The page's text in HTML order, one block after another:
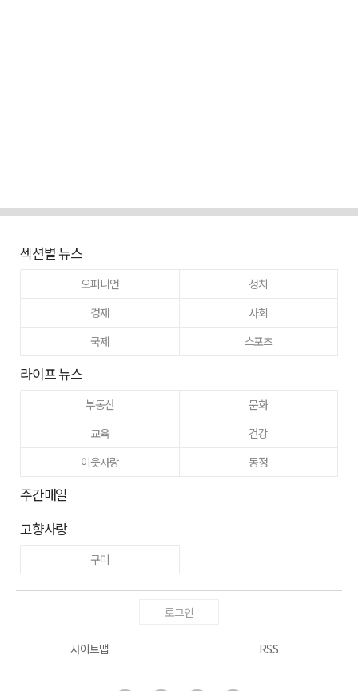
섹션별 뉴스
오피니언
정치
경제
사회
국제
스포츠
라이프 뉴스
부동산
문화
교육
건강
이웃사랑
동정
주간매일
고향사랑
구미
로그인
사이트맵 RSS